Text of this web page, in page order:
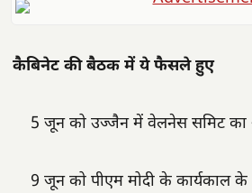
कैबिनेट की बैठक में ये फैसले हुए
5 जून को उज्जैन में वेलनेस समिट का
9 जून को पीएम मोदी के कार्यकाल के